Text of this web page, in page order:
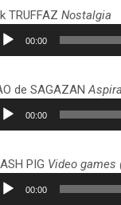
TRUFFAZNostalgia
00:00
de SAGAZAN
00:00
PIG Video games
00:00